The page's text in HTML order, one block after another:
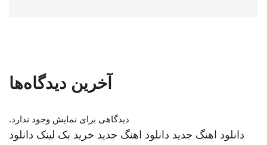
آخرین دیدگاه‌ها
دیدگاهی برای نمایش وجود ندارد.
دانلود اهنگ جدید دانلود اهنگ جدید خرید بک لینک دانلود